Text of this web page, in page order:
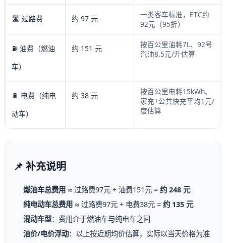
🛣️ 过路费 约 97 元
一类客车标准，ETC约
92元（95折）
⛽ 油费（燃油
车）
约 151 元
按百公里油耗7L、92号
汽油8.5元/升估算
🔋 电费（纯电
动车）
约 38 元
按百公里电耗15kWh、
家充+公共快充平均1元/
度估算
📌 补充说明
燃油车总费用 ≈ 过路费97元 + 油费151元 = 约 248 元
纯电动车总费用 ≈ 过路费97元 + 电费38元 = 约 135 元
混动车型：费用介于燃油车与纯电车之间
油价/电价浮动：以上按近期均价估算，实际以当天价格为准